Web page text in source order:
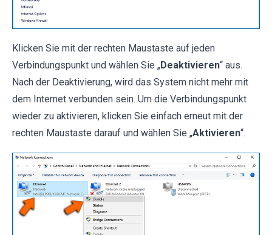
Klicken Sie mit der rechten Maustaste auf jeden
Verbindungspunkt und wählen Sie „Deaktivieren“ aus.
Nach der Deaktivierung, wird das System nicht mehr mit
dem Internet verbunden sein. Um die Verbindungspunkt
wieder zu aktivieren, klicken Sie einfach erneut mit der
rechten Maustaste darauf und wählen Sie „Aktivieren“.